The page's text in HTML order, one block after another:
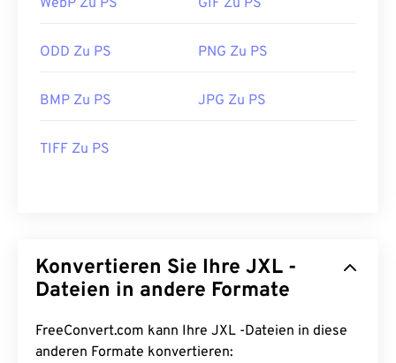
WebP Zu PS GIF Zu PS
ODD Zu PS PNG Zu PS
BMP Zu PS JPG Zu PS
TIFF Zu PS
Konvertieren Sie Ihre JXL -
Dateien in andere Formate
FreeConvert.com kann Ihre JXL -Dateien in diese
anderen Formate konvertieren: